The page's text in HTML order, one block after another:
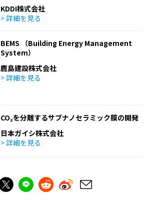
KDDI株式会社
> 詳細を見る
BEMS （Building Energy Management
System）
鹿島建設株式会社
> 詳細を見る
CO₂を分離するサブナノセラミック膜の開発
日本ガイシ株式会社
> 詳細を見る